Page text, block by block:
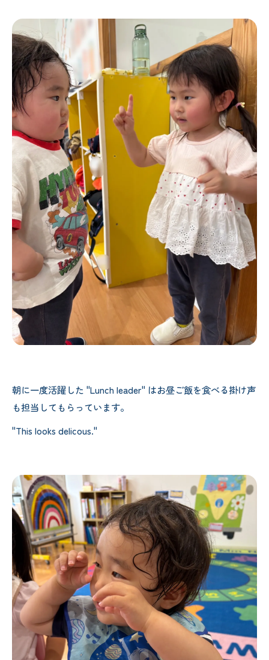
朝に一度活躍した "Lunch leader" はお昼ご飯を食べる掛け声
も担当してもらっています。
"This looks delicous."